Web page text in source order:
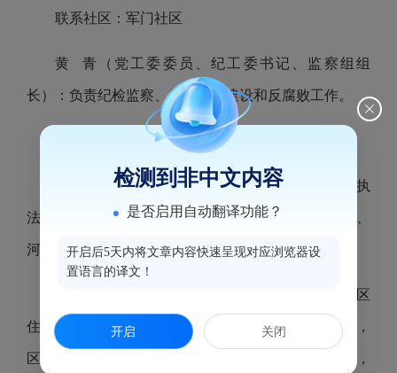
联系社区：军门社区
黄 青（党工委委员、纪工委书记、监察组组
长）：负责纪检监察、党风廉政建设和反腐败工作。
联系区直部门：区纪委监委，区委巡察办
陈述奇（办事处副主任）：负责城市管理、综合执
法，城市建设，老旧小区改造，生态环境，内河管理、
河长制，园林绿化等工作。
联系区直部门：区城市管理局（区环卫中心），区
住房和建设局（区景观综合整治管理中心，河长办），
区自然资源和规划局，鼓楼生态环境局，区园林中心，
检测到非中文内容
是否启用自动翻译功能？
开启后5天内将文章内容快速呈现对应浏览器设
置语言的译文！
开启 关闭